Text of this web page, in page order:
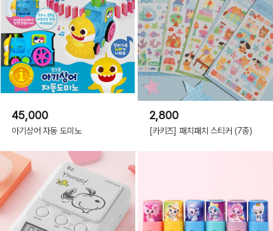
45,000
아기상어 자동 도미노
2,800
[카키즈] 패치패치 스티커 (7종)